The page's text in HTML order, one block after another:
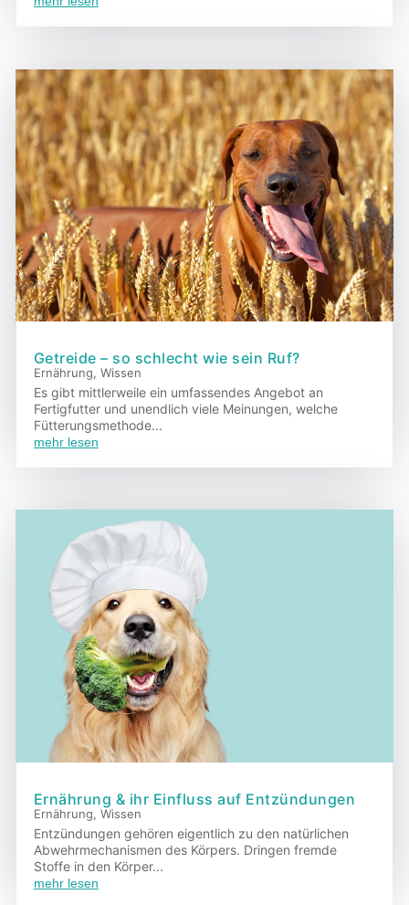
Getreide – so schlecht wie sein Ruf?
Ernährung, Wissen
Es gibt mittlerweile ein umfassendes Angebot an
Fertigfutter und unendlich viele Meinungen, welche
Fütterungsmethode...
mehr lesen
Ernährung & ihr Einfluss auf Entzündungen
Ernährung, Wissen
Entzündungen gehören eigentlich zu den natürlichen
Abwehrmechanismen des Körpers. Dringen fremde
Stoffe in den Körper...
mehr lesen